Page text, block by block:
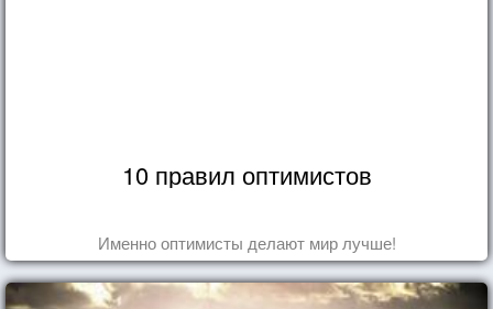
10 правил оптимистов
Именно оптимисты делают мир лучше!